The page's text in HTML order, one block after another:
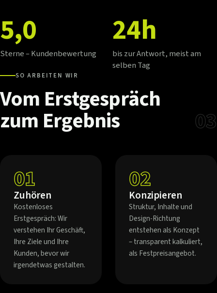
5,0
Sterne – Kundenbewertung
24h
bis zur Antwort, meist am
selben Tag
SO ARBEITEN WIR
Vom Erstgespräch
zum Ergebnis
03
01
Zuhören
Kostenloses
Erstgespräch: Wir
verstehen Ihr Geschäft,
Ihre Ziele und Ihre
Kunden, bevor wir
irgendetwas gestalten.
02
Konzipieren
Struktur, Inhalte und
Design-Richtung
entstehen als Konzept
– transparent kalkuliert,
als Festpreisangebot.